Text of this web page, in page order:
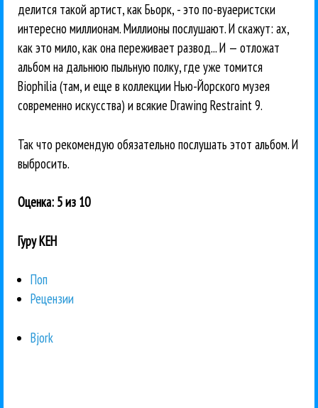
делится такой артист, как Бьорк, - это по-вуаеристски
интересно миллионам. Миллионы послушают. И скажут: ах,
как это мило, как она переживает развод... И — отложат
альбом на дальнюю пыльную полку, где уже томится
Biophilia (там, и еще в коллекции Нью-Йорского музея
современно искусства) и всякие Drawing Restraint 9.
Так что рекомендую обязательно послушать этот альбом. И
выбросить.
Оценка: 5 из 10
Гуру КЕН
Поп
Рецензии
Bjork